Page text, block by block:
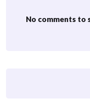
No comments to